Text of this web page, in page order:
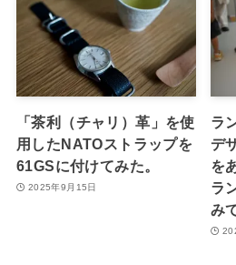
「茶利（チャリ）革」を使
用したNATOストラップを
61GSに付けてみた。
2025年9月15日
ラ
デ
を
ラ
み